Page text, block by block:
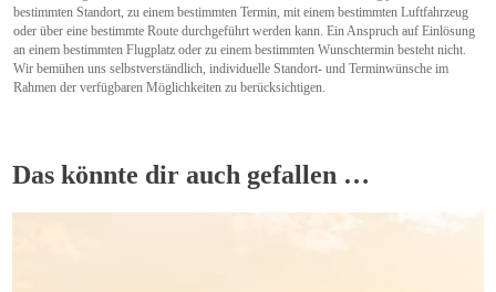
bestimmten Standort, zu einem bestimmten Termin, mit einem bestimmten Luftfahrzeug
oder über eine bestimmte Route durchgeführt werden kann. Ein Anspruch auf Einlösung
an einem bestimmten Flugplatz oder zu einem bestimmten Wunschtermin besteht nicht.
Wir bemühen uns selbstverständlich, individuelle Standort- und Terminwünsche im
Rahmen der verfügbaren Möglichkeiten zu berücksichtigen.
Das könnte dir auch gefallen …